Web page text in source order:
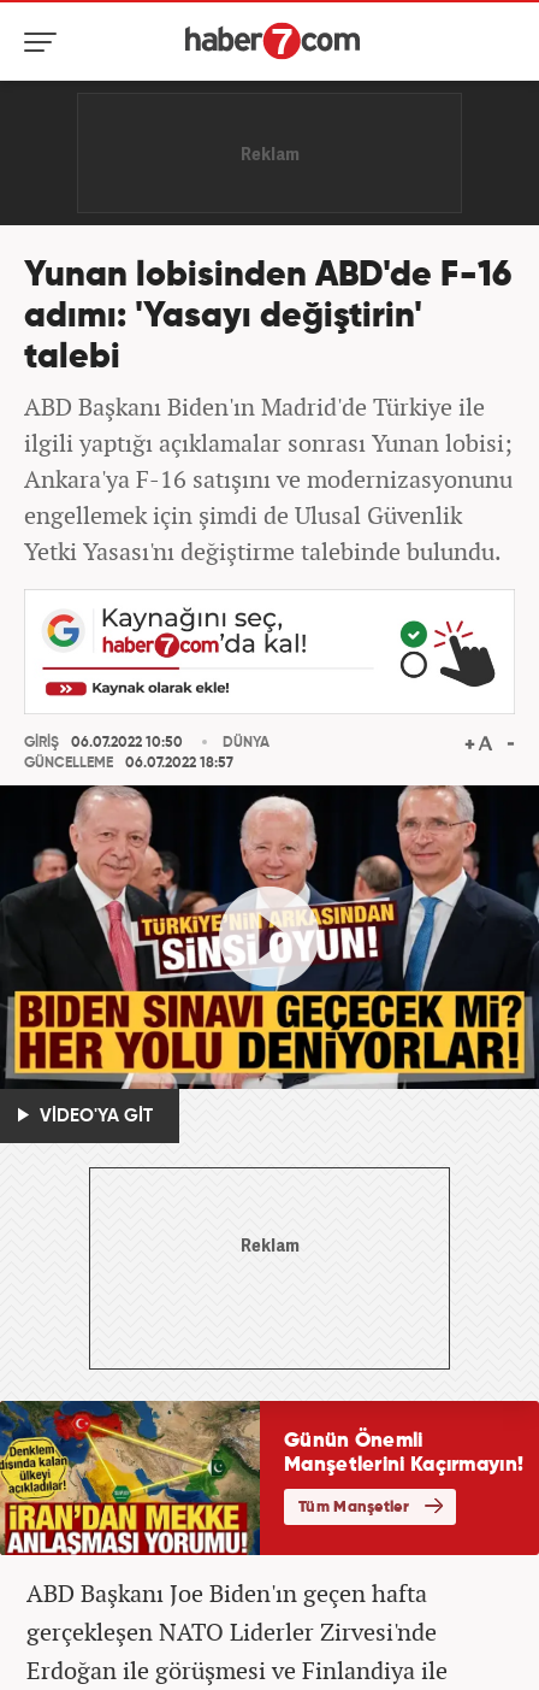
Yunan lobisinden ABD'de F-16
adımı: 'Yasayı değiştirin'
talebi
ABD Başkanı Biden'ın Madrid'de Türkiye ile
ilgili yaptığı açıklamalar sonrası Yunan lobisi;
Ankara'ya F-16 satışını ve modernizasyonunu
engellemek için şimdi de Ulusal Güvenlik
Yetki Yasası'nı değiştirme talebinde bulundu.
GİRİŞ
06.07.2022 10:50
GÜNCELLEME
06.07.2022 18:57
DÜNYA
VİDEO'YA GİT
ABD Başkanı Joe Biden'ın geçen hafta
gerçekleşen NATO Liderler Zirvesi'nde
Erdoğan ile görüşmesi ve Finlandiya ile